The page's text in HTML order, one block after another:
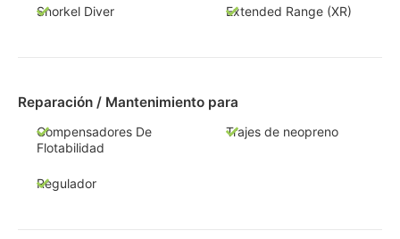
Snorkel Diver Extended Range (XR)
Reparación / Mantenimiento para
Compensadores De
Flotabilidad
Trajes de neopreno
Regulador